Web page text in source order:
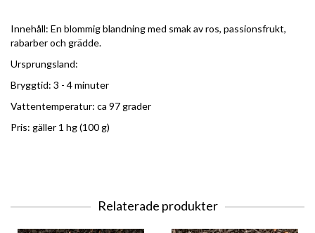
Innehåll: En blommig blandning med smak av ros, passionsfrukt,
rabarber och grädde.
Ursprungsland:
Bryggtid: 3 - 4 minuter
Vattentemperatur: ca 97 grader
Pris: gäller 1 hg (100 g)
Relaterade produkter